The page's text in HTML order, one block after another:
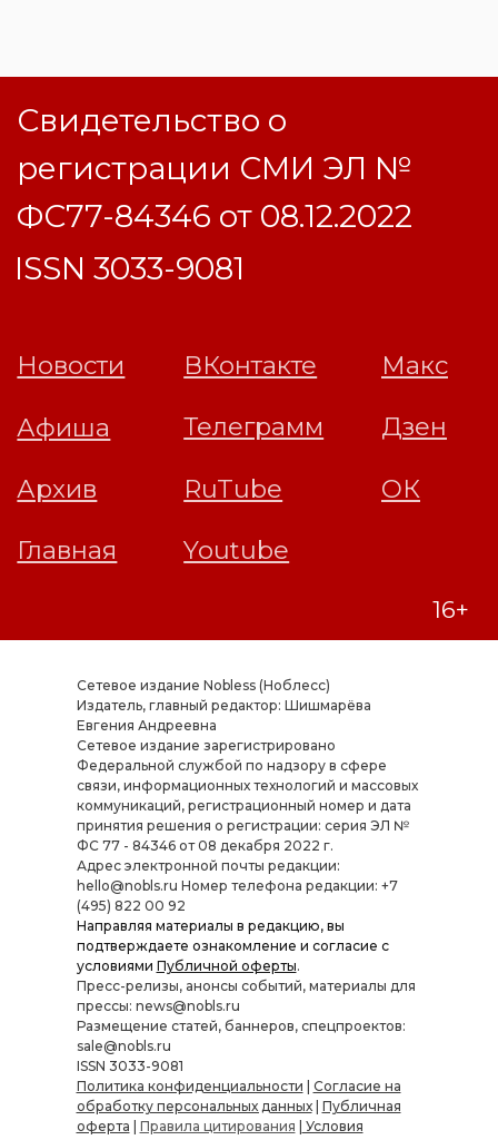
Сетевое издание Nobless (Ноблесс)
Издатель, главный редактор: Шишмарёва
Евгения Андреевна
Cетевое издание зарегистрировано
Федеральной службой по надзору в сфере
связи, информационных технологий и массовых
коммуникаций, регистрационный номер и дата
принятия решения о регистрации: серия ЭЛ №
ФС 77 - 84346 от 08 декабря 2022 г.
Адрес электронной почты редакции:
hello@nobls.ru Номер телефона редакции: +7
(495) 822 00 92
Направляя материалы в редакцию, вы
подтверждаете ознакомление и согласие с
условиями Публичной оферты.
Пресс-релизы, анонсы событий, материалы для
прессы: news@nobls.ru
Размещение статей, баннеров, спецпроектов:
sale@nobls.ru
ISSN 3033-9081
Политика конфиденциальности | Согласие на
обработку персональных данных| Публичная
оферта | Правила цитирования | Условия